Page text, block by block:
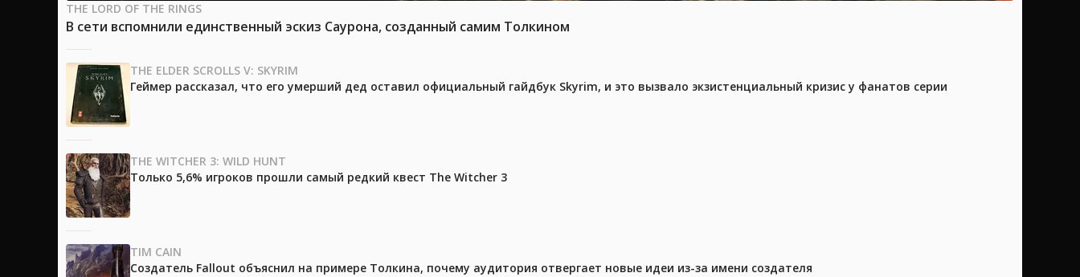
THE LORD OF THE RINGS
В сети вспомнили единственный эскиз Саурона, созданный самим Толкином
THE ELDER SCROLLS V: SKYRIM
Геймер рассказал, что его умерший дед оставил официальный гайдбук Skyrim, и это вызвало экзистенциальный кризис у фанатов серии
THE WITCHER 3: WILD HUNT
Только 5,6% игроков прошли самый редкий квест The Witcher 3
TIM CAIN
Создатель Fallout объяснил на примере Толкина, почему аудитория отвергает новые идеи из-за имени создателя